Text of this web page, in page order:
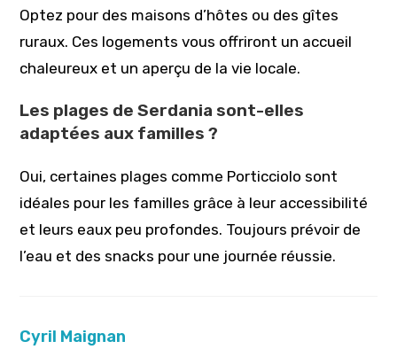
Optez pour des maisons d’hôtes ou des gîtes
ruraux. Ces logements vous offriront un accueil
chaleureux et un aperçu de la vie locale.
Les plages de Serdania sont-elles
adaptées aux familles ?
Oui, certaines plages comme Porticciolo sont
idéales pour les familles grâce à leur accessibilité
et leurs eaux peu profondes. Toujours prévoir de
l’eau et des snacks pour une journée réussie.
Cyril Maignan